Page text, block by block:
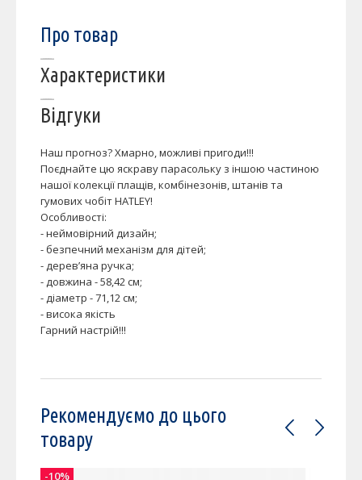
Про товар
Характеристики
Відгуки
Наш прогноз? Хмарно, можливі пригоди!!!
Поєднайте цю яскраву парасольку з іншою частиною
нашої колекції плащів, комбінезонів, штанів та
гумових чобіт HATLEY!
Особливості:
- неймовірний дизайн;
- безпечний механізм для дітей;
- дерев’яна ручка;
- довжина - 58,42 см;
- діаметр - 71,12 см;
- висока якість
Гарний настрій!!!
Рекомендуємо до цього
товару
-10%